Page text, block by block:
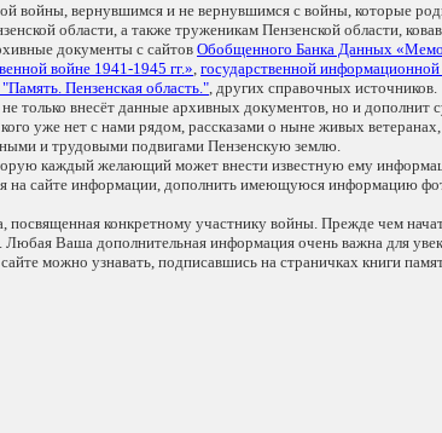
войны, вернувшимся и не вернувшимся с войны, которые
области, а также труженикам Пензенской области,
документы с сайтов Обобщенного Банка Данных
войне 1941-1945 гг.», государственной
Пензенская область.", других справочных источников.
только внесёт данные архивных документов, но и
уже нет с нами рядом, рассказами о ныне живых
и трудовыми подвигами Пензенскую землю.
каждый желающий может внести известную ему
на сайте информации, дополнить имеющуюся информацию
посвященная конкретному участнику войны. Прежде чем
. Любая Ваша дополнительная информация очень важна для
можно узнавать, подписавшись на страничках книги